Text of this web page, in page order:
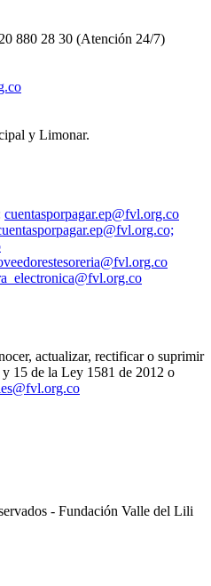
880 28 30 (Atención 24/7)
y Limonar.
cuentasporpagar.ep@fvl.org.co
actualizar, rectificar o suprimir
15 de la Ley 1581 de 2012 o
- Fundación Valle del Lili